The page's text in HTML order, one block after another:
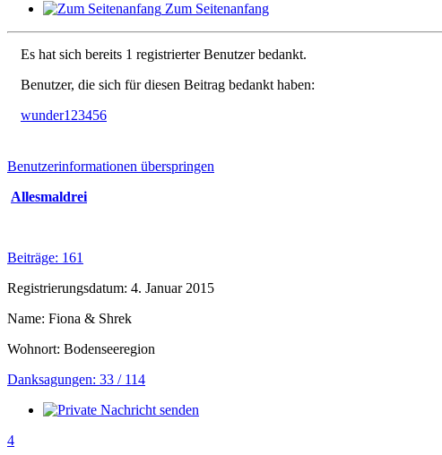
Zum Seitenanfang
Es hat sich bereits 1 registrierter Benutzer bedankt.
Benutzer, die sich für diesen Beitrag bedankt haben:
wunder123456
Benutzerinformationen überspringen
Allesmaldrei
Beiträge: 161
Registrierungsdatum: 4. Januar 2015
Name: Fiona & Shrek
Wohnort: Bodenseeregion
Danksagungen: 33 / 114
4